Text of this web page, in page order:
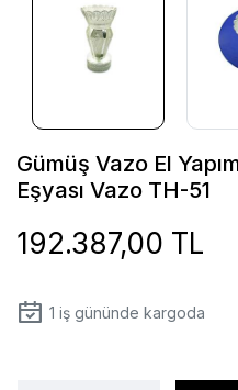
Gümüş Vazo El
Eşyası Vazo TH-51
192.387,00 TL
1 iş gününde kargoda